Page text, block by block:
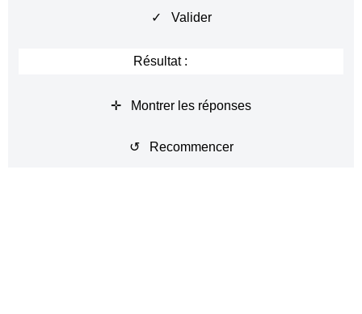
✓ Valider
Résultat :
✛ Montrer les réponses
↺ Recommencer